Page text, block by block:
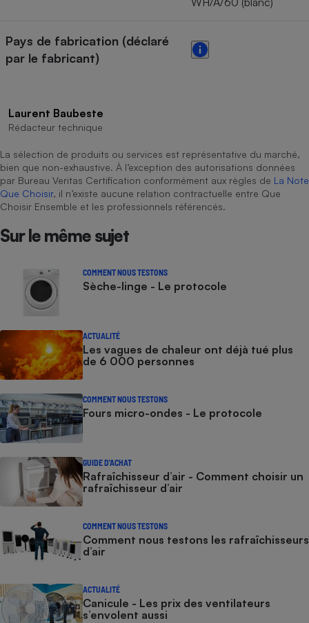
Pays de fabrication (déclaré
par le fabricant)
Laurent Baubeste
Rédacteur technique
La sélection de produits ou services est représentative du marché,
bien que non-exhaustive. À l’exception des autorisations données
par Bureau Veritas Certification conformément aux règles de La Note
Que Choisir, il n’existe aucune relation contractuelle entre Que
Choisir Ensemble et les professionnels référencés.
Sur le même sujet
COMMENT NOUS TESTONS
Sèche-linge - Le protocole
ACTUALITÉ
Les vagues de chaleur ont déjà tué plus
de 6 000 personnes
COMMENT NOUS TESTONS
Fours micro-ondes - Le protocole
GUIDE D'ACHAT
Rafraîchisseur d’air - Comment choisir un
rafraîchisseur d’air
COMMENT NOUS TESTONS
Comment nous testons les rafraîchisseurs
d’air
ACTUALITÉ
Canicule - Les prix des ventilateurs
s’envolent aussi